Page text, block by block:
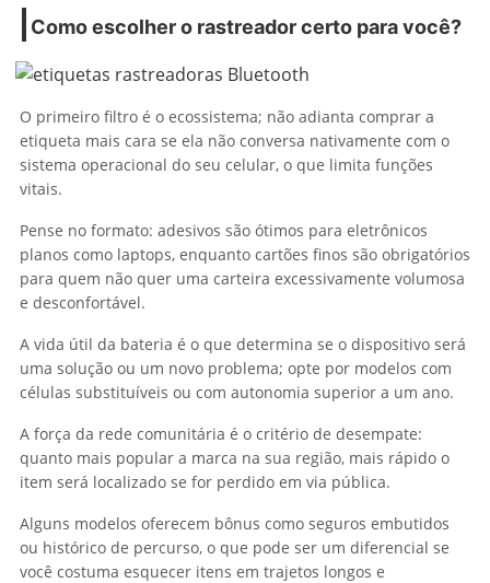
Como escolher o rastreador certo para você?
O primeiro filtro é o ecossistema; não adianta comprar a
etiqueta mais cara se ela não conversa nativamente com o
sistema operacional do seu celular, o que limita funções
vitais.
Pense no formato: adesivos são ótimos para eletrônicos
planos como laptops, enquanto cartões finos são obrigatórios
para quem não quer uma carteira excessivamente volumosa
e desconfortável.
A vida útil da bateria é o que determina se o dispositivo será
uma solução ou um novo problema; opte por modelos com
células substituíveis ou com autonomia superior a um ano.
A força da rede comunitária é o critério de desempate:
quanto mais popular a marca na sua região, mais rápido o
item será localizado se for perdido em via pública.
Alguns modelos oferecem bônus como seguros embutidos
ou histórico de percurso, o que pode ser um diferencial se
você costuma esquecer itens em trajetos longos e